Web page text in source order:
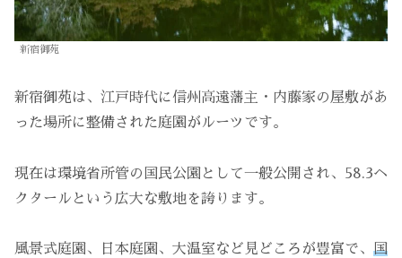
新宿御苑
新宿御苑は、江戸時代に信州高遠藩主・内藤家の屋敷があ
った場所に整備された庭園がルーツです。
現在は環境省所管の国民公園として一般公開され、58.3ヘ
クタールという広大な敷地を誇ります。
風景式庭園、日本庭園、大温室など見どころが豊富で、 国